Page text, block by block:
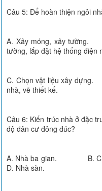
Câu 5: Để hoàn thiện ngôi
A. Xây móng,
tường, lắp đặt hệ thống điện
C. Chọn vật liệu
nhà, vẽ thiết kế.
Câu 6: Kiến trúc nhà ở đặc
độ dân cư đông đúc?
A. Nhà ba gian.
D. Nhà sàn.